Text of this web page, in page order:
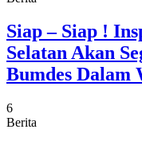
Siap – Siap !
Selatan Akan
Bumdes Dalam
6
Berita